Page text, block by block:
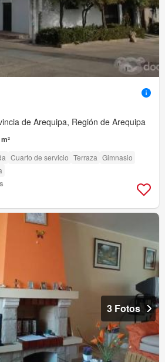
de Arequipa, Región de Arequipa
Cuarto de servicio Terraza Gimnasio
3 Fotos